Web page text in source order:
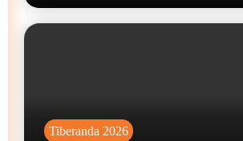
Tiberanda 2026